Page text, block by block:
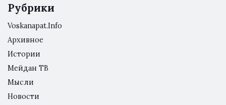
Рубрики
Voskanapat.Info
Архивное
Истории
Мейдан ТВ
Мысли
Новости